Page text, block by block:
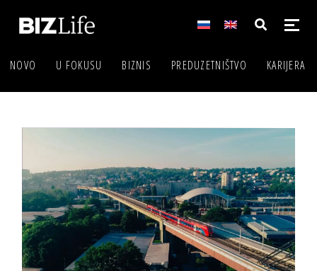
NOVO U FOKUSU BIZNIS PREDUZETNIŠTVO KARIJERA